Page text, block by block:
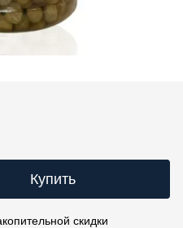
Купить
скидки